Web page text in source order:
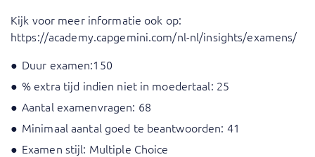
Kijk voor meer informatie ook op:
https://academy.capgemini.com/nl-nl/insights/examens/
Duur examen:150
% extra tijd indien niet in moedertaal: 25
Aantal examenvragen: 68
Minimaal aantal goed te beantwoorden: 41
Examen stijl: Multiple Choice